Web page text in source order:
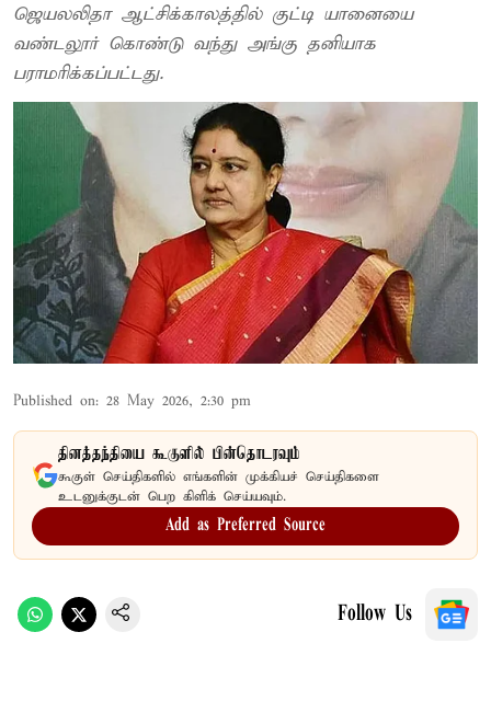
ஜெயலலிதா ஆட்சிக்காலத்தில் குட்டி யானையை
வண்டலூர் கொண்டு வந்து அங்கு தனியாக
பராமரிக்கப்பட்டது.
Published on: 28 May 2026, 2:30 pm
தினத்தந்தியை கூகுளில் பின்தொடரவும்
கூகுள் செய்திகளில் எங்களின் முக்கியச் செய்திகளை
உடனுக்குடன் பெற கிளிக் செய்யவும்.
Add as Preferred Source
Follow Us